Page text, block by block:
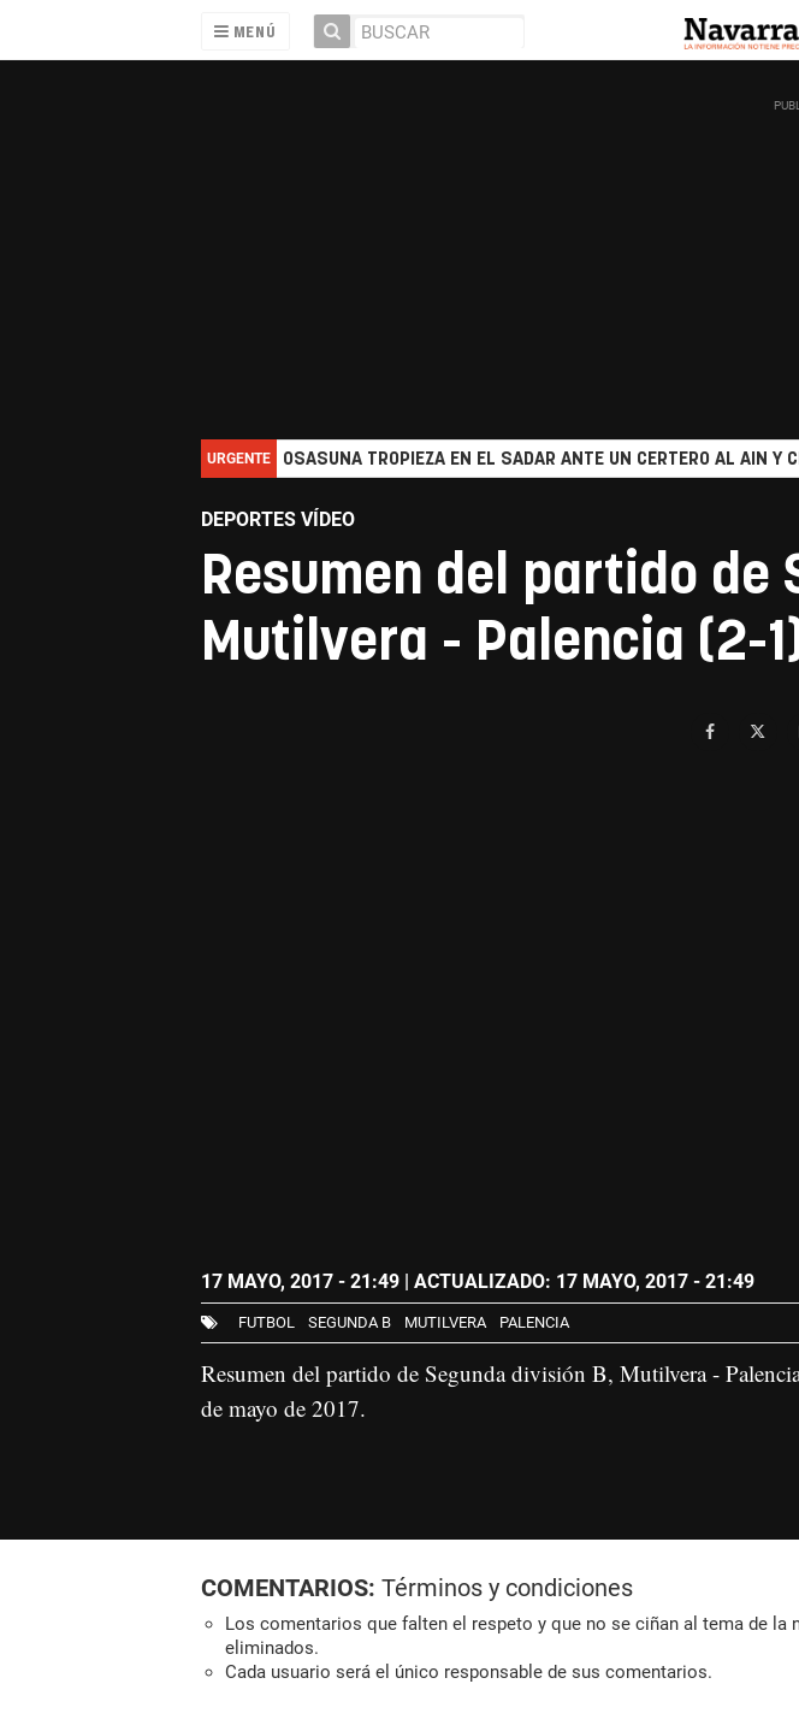
MENÚ
URGENTE OSASUNA TROPIEZA EN EL SADAR ANTE UN CERTERO AL AIN Y
DEPORTES VÍDEO
Resumen del partido de
Mutilvera - Palencia (2-
17 MAYO, 2017 - 21:49| ACTUALIZADO: 17 MAYO, 2017 - 21:49
FUTBOL SEGUNDA B MUTILVERA PALENCIA
Resumen del partido de Segunda división B, Mutilvera -
de mayo de 2017.
COMENTARIOS: Términos y condiciones
Los comentarios que falten el respeto y que no se ciñan al tema de la
eliminados.
Cada usuario será el único responsable de sus comentarios.